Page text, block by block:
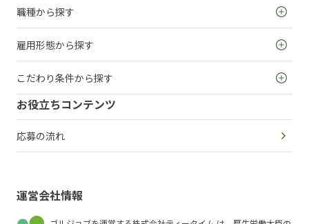
職種から探す
雇用形態から探す
こだわり条件から探す
お役立ちコンテンツ
応募の流れ
運営会社情報